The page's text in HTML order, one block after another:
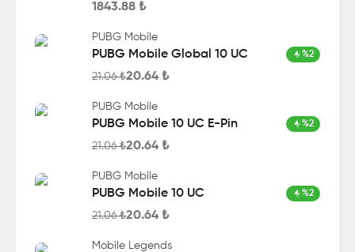
1843.88 ₺
PUBG Mobile
PUBG Mobile Global 10 UC %2
21.06₺20.64 ₺
PUBG Mobile
PUBG Mobile 10 UC E-Pin %2
21.06₺20.64 ₺
PUBG Mobile
PUBG Mobile 10 UC %2
21.06₺20.64 ₺
Mobile Legends